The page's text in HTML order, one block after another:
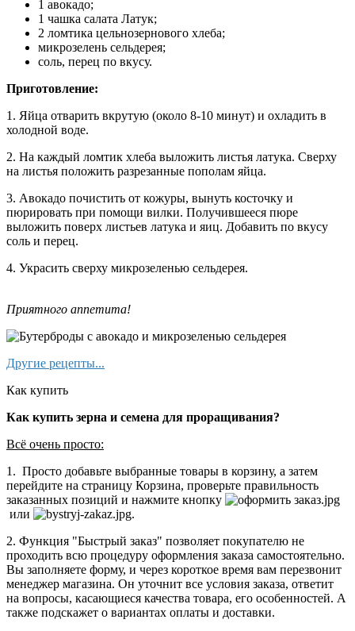
1 авокадо;
1 чашка салата Латук;
2 ломтика цельнозернового хлеба;
микрозелень сельдерея;
соль, перец по вкусу.
Приготовление:
1. Яйца отварить вкрутую (около 8-10 минут) и охладить в
холодной воде.
2. На каждый ломтик хлеба выложить листья латука. Сверху
на листья положить разрезанные пополам яйца.
3. Авокадо почистить от кожуры, вынуть косточку и
пюрировать при помощи вилки. Получившееся пюре
выложить поверх листьев латука и яиц. Добавить по вкусу
соль и перец.
4. Украсить сверху микрозеленью сельдерея.
Приятного аппетита!
Другие рецепты...
Как купить
Как купить зерна и семена для проращивания?
Всё очень просто:
1. Просто добавьте выбранные товары в корзину, а затем
перейдите на страницу Корзина, проверьте правильность
заказанных позиций и нажмите кнопку
или
.
2. Функция "Быстрый заказ" позволяет покупателю не
проходить всю процедуру оформления заказа самостоятельно.
Вы заполняете форму, и через короткое время вам перезвонит
менеджер магазина. Он уточнит все условия заказа, ответит
на вопросы, касающиеся качества товара, его особенностей. А
также подскажет о вариантах оплаты и доставки.